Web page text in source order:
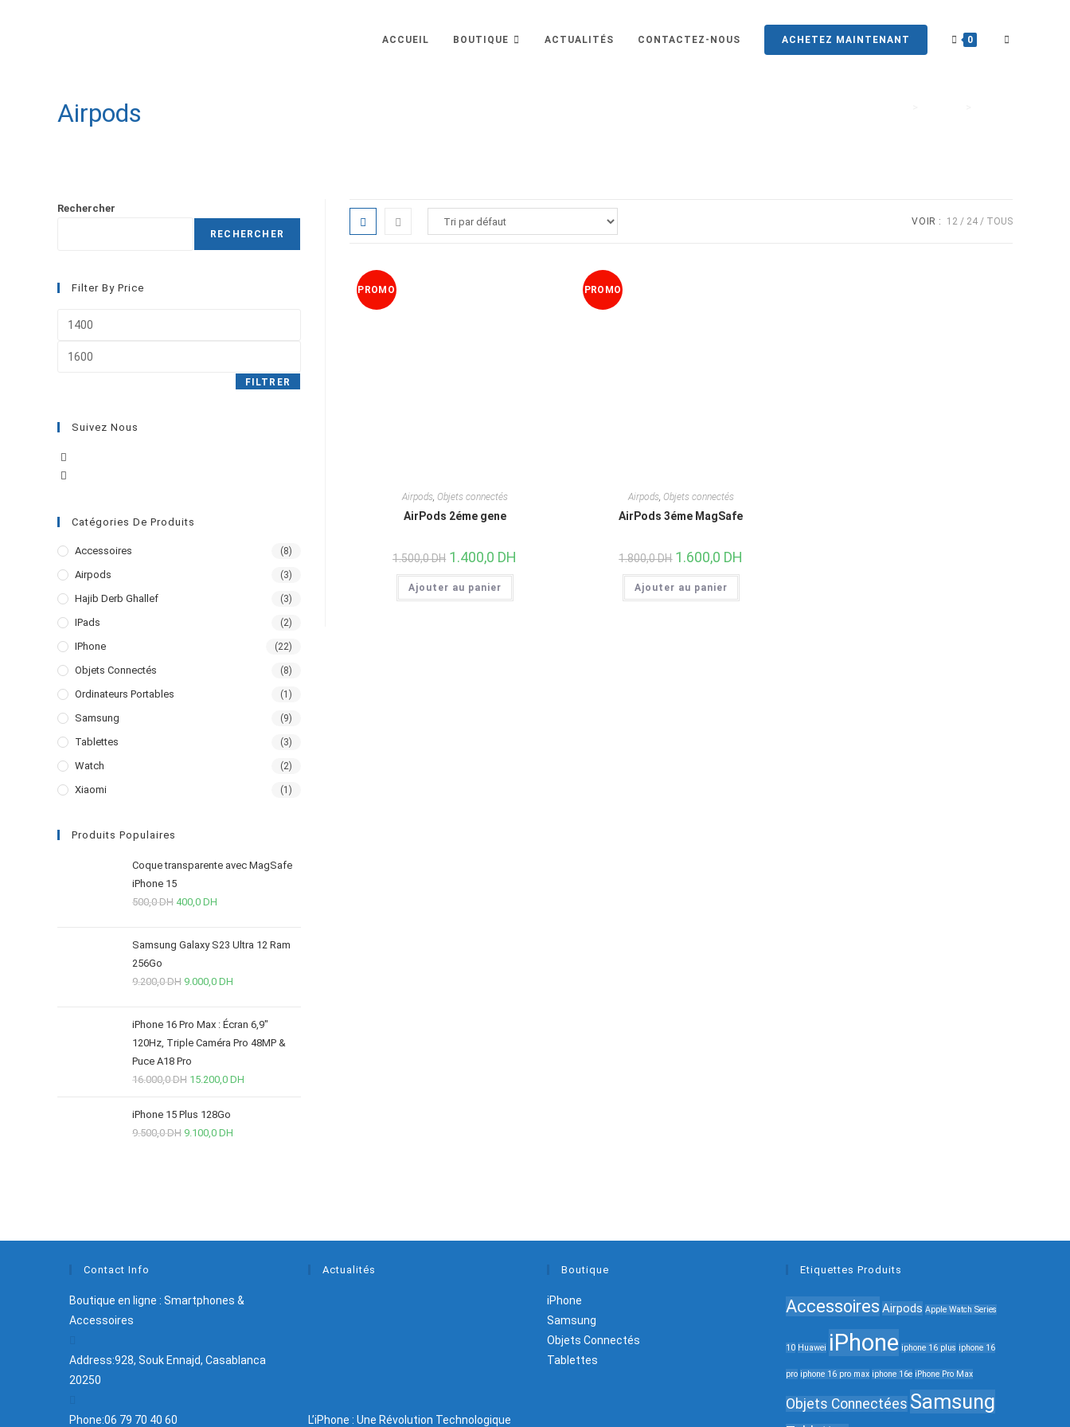
ACCUEIL BOUTIQUE ACTUALITÉS CONTACTEZ-NOUS ACHETEZ MAINTENANT 0
Airpods
VOIR : 12 24 TOUS
PROMO
Airpods, Objets connectés
AirPods 2éme gene
1.500,0DH 1.400,0 DH
Ajouter au panier
PROMO
Airpods, Objets connectés
AirPods 3éme MagSafe
1.800,0DH 1.600,0 DH
Ajouter au panier
Rechercher
RECHERCHER
Filter By Price
FILTRER
Suivez Nous
Catégories De Produits
Accessoires (8)
Airpods (3)
Hajib Derb Ghallef (3)
IPads (2)
IPhone (22)
Objets Connectés (8)
Ordinateurs Portables (1)
Samsung (9)
Tablettes (3)
Watch (2)
Xiaomi (1)
Produits Populaires
Coque transparente avec MagSafe
iPhone 15
500,0DH 400,0 DH
Samsung Galaxy S23 Ultra 12 Ram
256Go
9.200,0DH 9.000,0 DH
iPhone 16 Pro Max : Écran 6,9"
120Hz, Triple Caméra Pro 48MP &
Puce A18 Pro
16.000,0DH 15.200,0 DH
iPhone 15 Plus 128Go
9.500,0DH 9.100,0 DH
Contact Info
Boutique en ligne : Smartphones &
Accessoires
Address:928, Souk Ennajd, Casablanca
20250
Phone:06 79 70 40 60
Actualités
L’iPhone : Une Révolution Technologique
Boutique
iPhone
Samsung
Objets Connectés
Tablettes
Etiquettes Produits
Accessoires Airpods Apple Watch Series
10 Huawei iPhone iphone 16 plus iphone 16
pro iphone 16 pro max iphone 16e iPhone Pro Max
Objets Connectées Samsung